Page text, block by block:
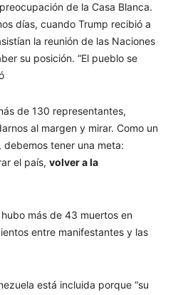
de la Casa Blanca.
días, cuando Trump recibió a
la reunión de las Naciones
su posición. “El pueblo se
de 130 representantes,
al margen y mirar. Como un
tener una meta:
el país, volver a la
más de 43 muertos en
entre manifestantes y las
está incluida porque “su